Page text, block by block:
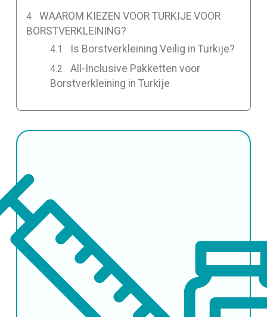
WAAROM KIEZEN VOOR TURKIJE VOOR
BORSTVERKLEINING?
Is Borstverkleining Veilig in Turkije?
All-Inclusive Pakketten voor
Borstverkleining in Turkije